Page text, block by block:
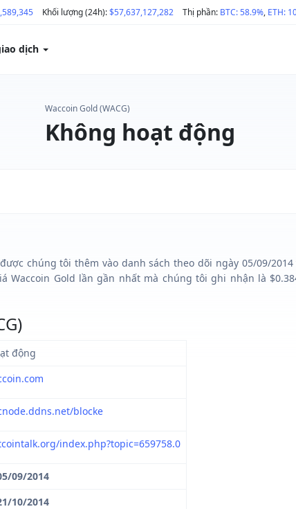
Khối lượng (24h):$57,637,127,282 Thị phần: BTC: 58.9%, ETH:
dịch
Waccoin Gold (WACG)
Không hoạt động
chúng tôi thêm vào danh sách theo dõi ngày 05/09/
Waccoin Gold lần gần nhất mà chúng tôi ghi nhận là
động
blocke
index.php?topic=659758.0
09/2014
10/2014